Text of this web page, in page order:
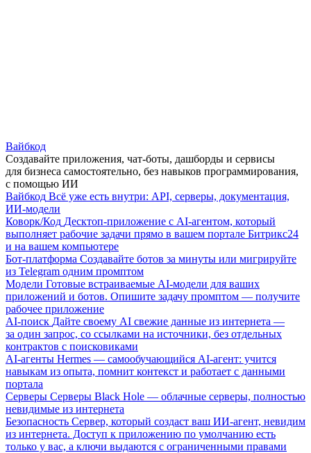
Вайбкод
Создавайте приложения, чат-боты, дашборды и сервисы
для бизнеса самостоятельно, без навыков программирования,
с помощью ИИ
Вайбкод Всё уже есть внутри: API, серверы, документация,
ИИ-модели
Коворк/Код Десктоп-приложение с AI-агентом, который
выполняет рабочие задачи прямо в вашем портале Битрикс24
и на вашем компьютере
Бот-платформа Создавайте ботов за минуты или мигрируйте
из Telegram одним промптом
Модели Готовые встраиваемые AI-модели для ваших
приложений и ботов. Опишите задачу промптом — получите
рабочее приложение
AI-поиск Дайте своему AI свежие данные из интернета —
за один запрос, со ссылками на источники, без отдельных
контрактов с поисковиками
AI-агенты Hermes — самообучающийся AI-агент: учится
навыкам из опыта, помнит контекст и работает с данными
портала
Серверы Серверы Black Hole — облачные серверы, полностью
невидимые из интернета
Безопасность Сервер, который создаст ваш ИИ-агент, невидим
из интернета. Доступ к приложению по умолчанию есть
только у вас, а ключи выдаются с ограниченными правами